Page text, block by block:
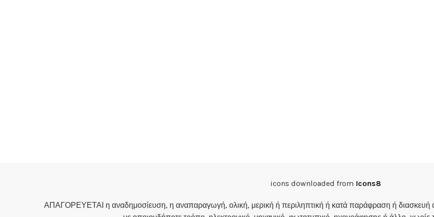
icons downloaded from Icons8
ΑΠΑΓΟΡΕΥΕΤΑΙ η αναδημοσίευση, η αναπαραγωγή, ολική, μερική ή περιληπτική ή κατά παράφραση ή